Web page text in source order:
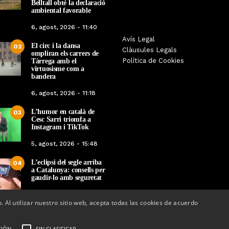
Belltall obté la declaració
ambiental favorable
6, agost, 2026 - 11:40
02
El circ i la dansa
ompliran els carrers de
Tàrrega amb el
virtuosisme com a
bandera
6, agost, 2026 - 11:18
03
L’humor en català de
Cesc Sarri triomfa a
Instagram i TikTok
5, agost, 2026 - 15:48
04
L’eclipsi del segle arriba
a Catalunya: consells per
gaudir-lo amb seguretat
Avís Legal
Clàusules Legals
Política de Cookies
Les Gastrosàvies protagonitzen
una gran trobada al Món Sant
Benet que referma el valor de la
cuina tradicional
27, novembre, 2025 - 08:28
protagonista de la
Cinema Espiritual de
utilizar nuestro sitio web, acepta todas las cookies de acuerdo